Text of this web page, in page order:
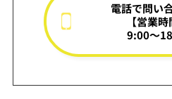
電話で問い
【営業時
9:00～